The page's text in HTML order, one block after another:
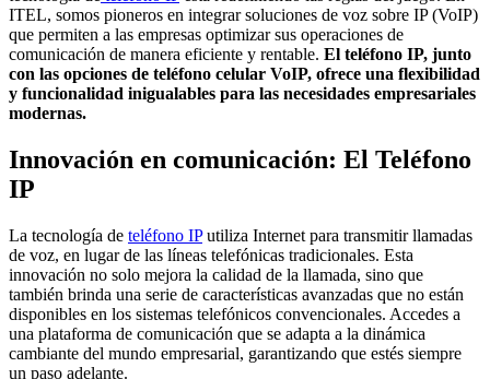
ITEL, somos pioneros en integrar soluciones de voz sobre IP (VoIP)
que permiten a las empresas optimizar sus operaciones de
comunicación de manera eficiente y rentable. El teléfono IP, junto
con las opciones de teléfono celular VoIP, ofrece una flexibilidad
y funcionalidad inigualables para las necesidades empresariales
modernas.
Innovación en comunicación: El Teléfono
IP
La tecnología de teléfono IPutiliza Internet para transmitir llamadas
de voz, en lugar de las líneas telefónicas tradicionales. Esta
innovación no solo mejora la calidad de la llamada, sino que
también brinda una serie de características avanzadas que no están
disponibles en los sistemas telefónicos convencionales. Accedes a
una plataforma de comunicación que se adapta a la dinámica
cambiante del mundo empresarial, garantizando que estés siempre
un paso adelante.